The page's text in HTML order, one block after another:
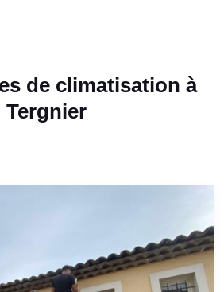
de climatisation à
Tergnier